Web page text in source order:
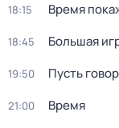
18:15 Время
18:45 Большая
19:50 Пусть
21:00 Время